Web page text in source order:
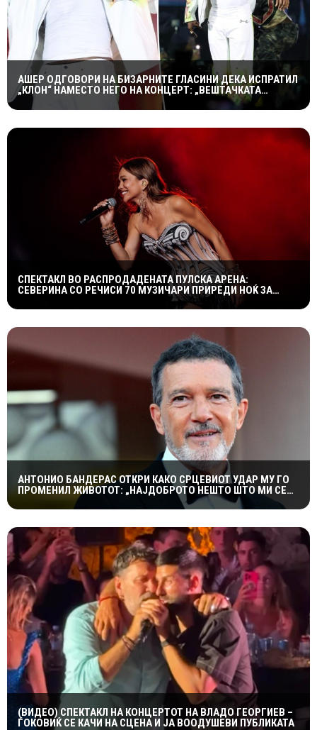
АШЕР ОДГОВОРИ НА БИЗАРНИТЕ ГЛАСИНИ ДЕКА ИСПРАТИЛ
„КЛОН“ НАМЕСТО НЕГО НА КОНЦЕРТ: „ВЕШТАЧКАТА
ИНТЕЛИГЕНЦИЈА НЕ Е ТОЛКУ НАПРЕДНА“
СПЕКТАКЛ ВО РАСПРОДАДЕНАТА ПУЛСКА АРЕНА:
СЕВЕРИНА СО РЕЧИСИ 70 МУЗИЧАРИ ПРИРЕДИ НОЌ ЗА
АНТОНИО БАНДЕРАС ОТКРИ КАКО СРЦЕВИОТ УДАР МУ ГО
ПРОМЕНИЛ ЖИВОТОТ: „НАЈДОБРОТО НЕШТО ШТО МИ СЕ
СЛУЧИЛО“
(ВИДЕО) СПЕКТАКЛ НА КОНЦЕРТОТ НА ВЛАДО ГЕОРГИЕВ –
ЃОКОВИЌ СЕ КАЧИ НА СЦЕНА И ЈА ВООДУШЕВИ ПУБЛИКАТА